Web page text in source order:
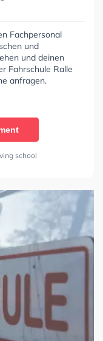
Fachpersonal
und
und deinen
Fahrschule Ralle
anfragen.
school